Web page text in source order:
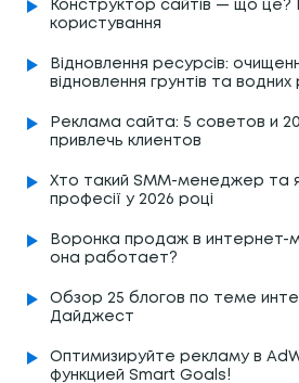
Конструктор сайтів — що це?
користування
Відновлення ресурсів:
відновлення грунтів та водних
Реклама сайта: 5 советов и
привлечь клиентов
Хто такий SMM-менеджер та
професії у 2026 році
Воронка продаж в интернет-
она работает?
Обзор 25 блогов по теме
Дайджест
Оптимизируйте рекламу в
функцией Smart Goals!